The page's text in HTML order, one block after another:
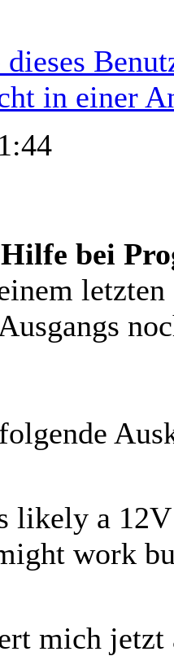
bei
likely a
work
mich